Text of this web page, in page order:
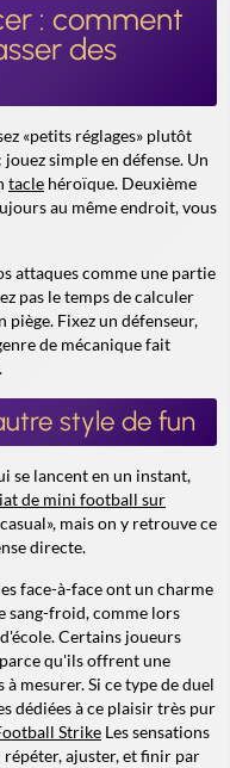
: comment
des
«petits réglages» plutôt
simple en défense. Un
tacle héroïque. Deuxième
au même endroit, vous
attaques comme une partie
pas le temps de calculer
piège. Fixez un défenseur,
de mécanique fait
style de fun
se lancent en un instant,
de mini football sur
mais on y retrouve ce
directe.
face-à-face ont un charme
sang-froid, comme lors
Certains joueurs
qu'ils offrent une
mesurer. Si ce type de duel
dédiées à ce plaisir très pur
Strike Les sensations
ajuster, et finir par